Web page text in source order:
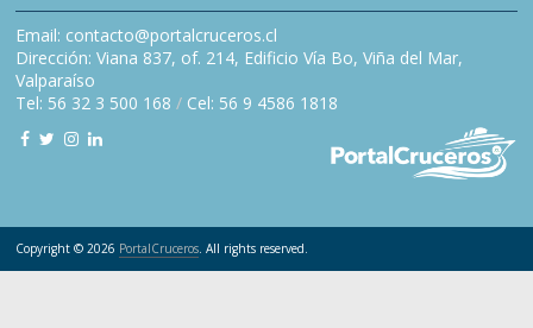
Email: contacto@portalcruceros.cl
Dirección: Viana 837, of. 214, Edificio Vía Bo, Viña del Mar,
Valparaíso
Tel: 56 32 3 500 168 / Cel: 56 9 4586 1818
Copyright © 2026 PortalCruceros. All rights reserved.